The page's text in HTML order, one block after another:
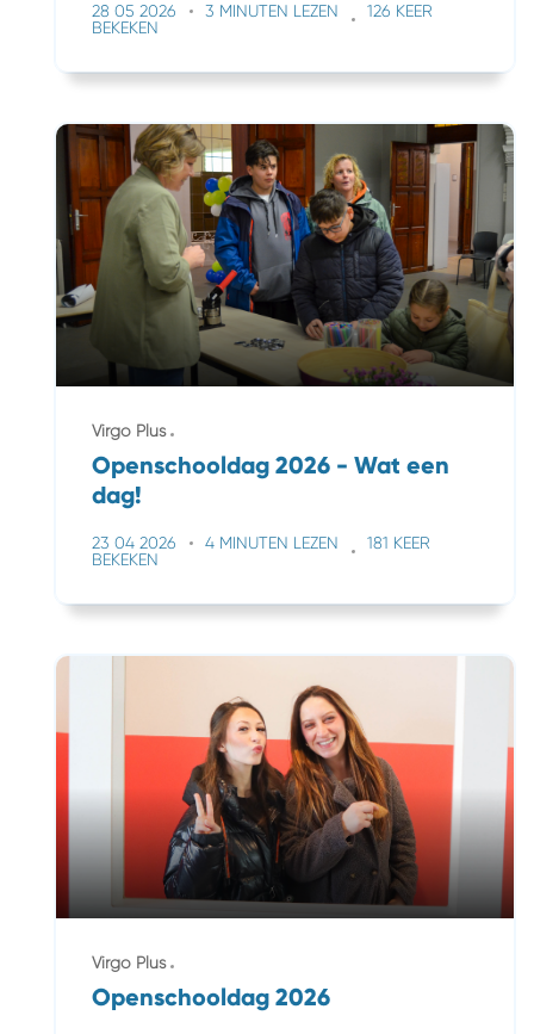
28 05 2026 3 MINUTEN LEZEN
126 KEER
BEKEKEN
Virgo Plus
Openschooldag 2026 - Wat een
dag!
23 04 2026 4 MINUTEN LEZEN
181 KEER
BEKEKEN
Virgo Plus
Openschooldag 2026